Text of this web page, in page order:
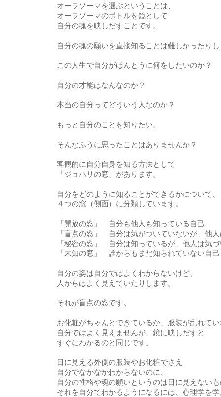
オーラソーマを選ぶということは、
オーラソーマのボトルを鏡として
自分の魂を映しだすことです。
自分の魂の願いを直接知ることは難しかったり
この人生で自分がほんとうに何をしたいのか？
自分の才能はなんなのか？
本当の自分ってどういう人なのか？
もっと自分のことを知りたい。
そんなふうに思ったことはありませんか？
客観的に自分自身を知る方法として
「ジョハリの窓」があります。
自分をどのように知ることができるかについて、
４つの窓（側面）に分類しています。
「開放の窓」 自分も他人も知っている自己
「盲点の窓」 自分は気がついていないが、他
「秘密の窓」 自分は知っているが、他人は気
「未知の窓」 誰からもまだ知られていない自己
自分の姿は自分ではよくわからないけど、
人からはよく見えていたりします。
それが盲点の窓です。
お化粧がちゃんとできているか、服装が乱れて
自分ではよく見えませんが、鏡に映しだすと
すぐにわかるのと同じです。
目に見える外側の服装やお化粧でさえ
自分でなかなかわからないのに、
自分の性格や魂の願いというのは目に見えない
それを自分でわかるようになるには、心理学を